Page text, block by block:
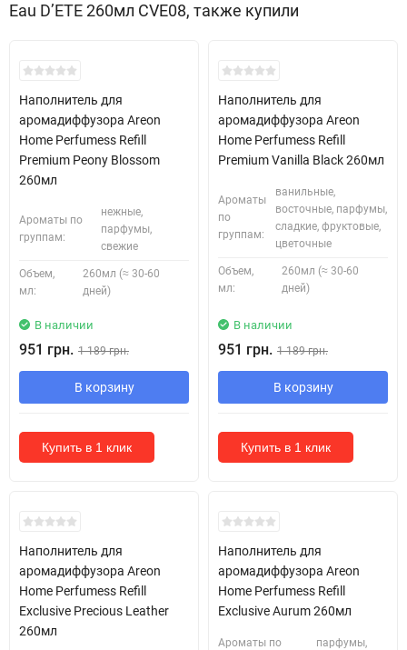
Eau D’ETE 260мл CVE08, также купили
Наполнитель для
аромадиффузора Areon
Home Perfumess Refill
Premium Peony Blossom
260мл
Ароматы по
группам:
нежные,
парфумы,
свежие
Объем,
мл:
260мл (≈ 30-60
дней)
В наличии
951 грн. 1 189 грн.
В корзину
Купить в 1 клик
Наполнитель для
аромадиффузора Areon
Home Perfumess Refill
Premium Vanilla Black 260мл
Ароматы
по
группам:
ванильные,
восточные, парфумы,
сладкие, фруктовые,
цветочные
Объем,
мл:
260мл (≈ 30-60
дней)
В наличии
951 грн. 1 189 грн.
В корзину
Купить в 1 клик
Наполнитель для
аромадиффузора Areon
Home Perfumess Refill
Exclusive Precious Leather
260мл
Наполнитель для
аромадиффузора Areon
Home Perfumess Refill
Exclusive Aurum 260мл
Ароматы по
парфумы,